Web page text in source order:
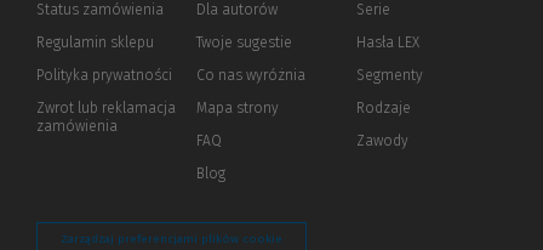
Status zamówienia
Regulamin sklepu
Polityka prywatności (Nowe
(Link
innej
Zwrot lub reklamacja
zamówienia
Dla autorów(Nowe
(Link
innej
strony)
Twoje sugestie
Co nas wyróżnia
Mapa strony
FAQ
Blog
Serie
Hasła LEX
Segmenty
Rodzaje
Zawody
Zarządzaj preferencjami plików cookie